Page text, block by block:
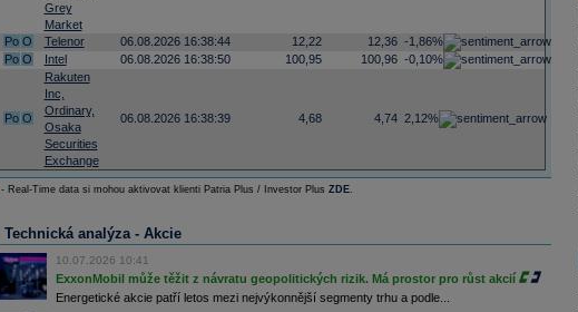
Grey
Market
Po O Telenor 06.08.2026 16:38:44 12,22 12,36 -1,86%
Po O Intel 06.08.2026 16:38:50 100,95 100,96 -0,10%
Po O
Rakuten
Inc,
Ordinary,
Osaka
Securities
Exchange
06.08.2026 16:38:39 4,68 4,74 2,12%
- Real-Time data si mohou aktivovat klienti Patria Plus / Investor Plus ZDE.
Technická analýza - Akcie
10.07.2026 10:41
ExxonMobil může těžit z návratu geopolitických rizik. Má prostor pro růst akcií
Energetické akcie patří letos mezi nejvýkonnější segmenty trhu a podle...